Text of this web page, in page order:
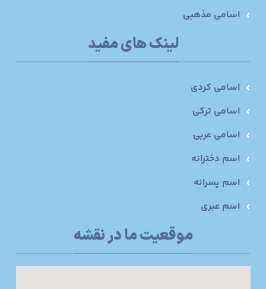
اسامی مذهبی
لینک های مفید
اسامی کردی
اسامی ترکی
اسامی عربی
اسم دخترانه
اسم پسرانه
اسم عبری
موقعیت ما در نقشه